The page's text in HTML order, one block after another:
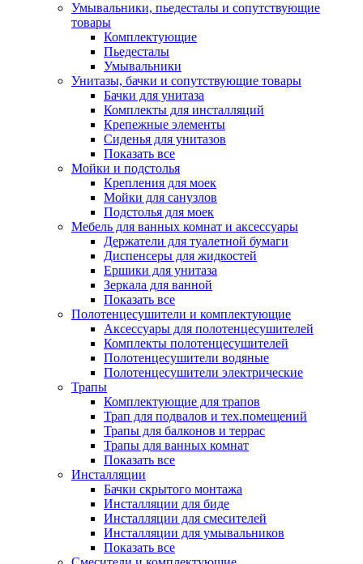
Умывальники, пьедесталы и сопутствующие
товары
Комплектующие
Пьедесталы
Умывальники
Унитазы, бачки и сопутствующие товары
Бачки для унитаза
Комплекты для инсталляций
Крепежные элементы
Сиденья для унитазов
Показать все
Мойки и подстолья
Крепления для моек
Мойки для санузлов
Подстолья для моек
Мебель для ванных комнат и аксессуары
Держатели для туалетной бумаги
Диспенсеры для жидкостей
Ершики для унитаза
Зеркала для ванной
Показать все
Полотенцесушители и комплектующие
Аксессуары для полотенцесушителей
Комплекты полотенцесушителей
Полотенцесушители водяные
Полотенцесушители электрические
Трапы
Комплектующие для трапов
Трап для подвалов и тех.помещений
Трапы для балконов и террас
Трапы для ванных комнат
Показать все
Инсталляции
Бачки скрытого монтажа
Инсталляции для биде
Инсталляции для смесителей
Инсталляции для умывальников
Показать все